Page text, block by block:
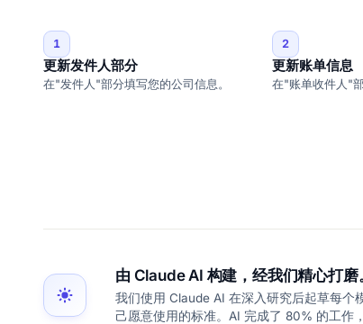
1
更新发件人部分
在"发件人"部分填写您的公司信息。
2
更新账单信息
在"账单收件人"
由 Claude AI 构建，经我们精心打磨
我们使用 Claude AI 在深入研究后起草每个
己愿意使用的标准。AI 完成了 80% 的工作